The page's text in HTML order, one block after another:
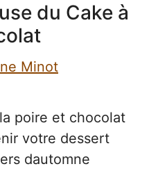
du Cake à
Minot
poire et chocolat
votre dessert
dautomne